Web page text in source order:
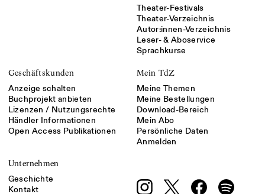
Theater-Festivals
Theater-Verzeichnis
Autor:innen-Verzeichnis
Leser- & Aboservice
Sprachkurse
Geschäftskunden
Anzeige schalten
Buchprojekt anbieten
Lizenzen / Nutzungsrechte
Händler Informationen
Open Access Publikationen
Mein TdZ
Meine Themen
Meine Bestellungen
Download-Bereich
Mein Abo
Persönliche Daten
Anmelden
Unternehmen
Geschichte
Kontakt